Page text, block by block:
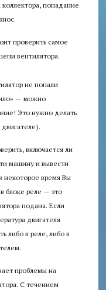
попадание
проверить самое
вентилятора.
не попали
— можно
Это нужно делать
включается ли
машину и вывести
некоторое время Вы
блоке реле — это
подана. Если
двигателя
либо в реле, либо в
проблемы на
С течением